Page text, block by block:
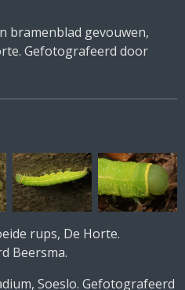
bramenblad gevouwen,
Gefotografeerd door
rups, De Horte.
Beersma.
Soeslo. Gefotografeerd